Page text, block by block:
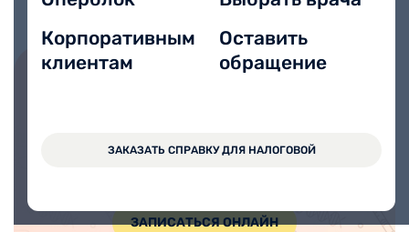
Корпоративным
клиентам
Оставить
обращение
ЗАКАЗАТЬ СПРАВКУ ДЛЯ НАЛОГОВОЙ
На прием в медицинский центр Вита можно
ЗАПИСАТЬСЯ ОНЛАЙН